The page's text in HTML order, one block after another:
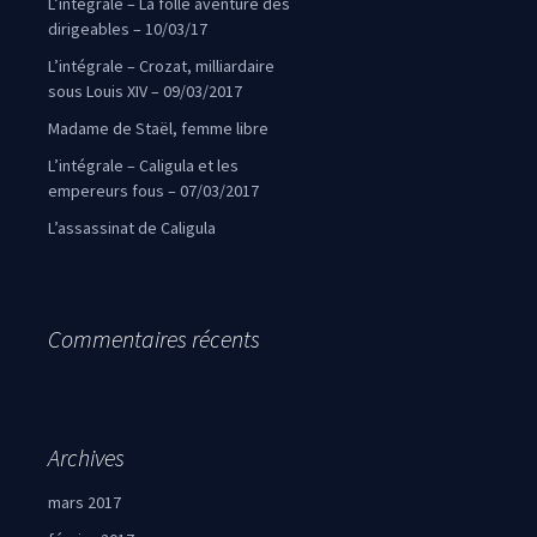
dirigeables – 10/03/17
L’intégrale – Crozat, milliardaire
sous Louis XIV – 09/03/2017
Madame de Staël, femme libre
L’intégrale – Caligula et les
empereurs fous – 07/03/2017
L’assassinat de Caligula
Commentaires récents
Archives
mars 2017